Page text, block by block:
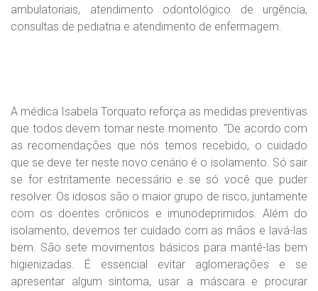
ambulatoriais, atendimento odontológico de urgência,
consultas de pediatria e atendimento de enfermagem.
A médica Isabela Torquato reforça as medidas preventivas
que todos devem tomar neste momento. “De acordo com
as recomendações que nós temos recebido, o cuidado
que se deve ter neste novo cenário é o isolamento. Só sair
se for estritamente necessário e se só você que puder
resolver. Os idosos são o maior grupo de risco, juntamente
com os doentes crônicos e imunodeprimidos. Além do
isolamento, devemos ter cuidado com as mãos e lavá-las
bem. São sete movimentos básicos para mantê-las bem
higienizadas. É essencial evitar aglomerações e se
apresentar algum sintoma, usar a máscara e procurar